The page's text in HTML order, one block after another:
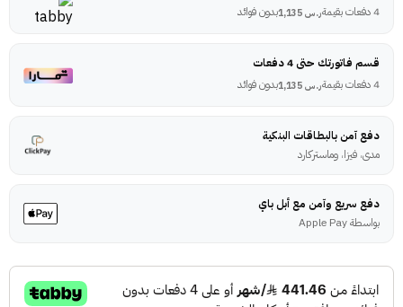
4 دفعات بقيمة
ر.س بدون فوائد
قسم فاتورتك حتى 4 دفعات
4 دفعات بقيمة
ر.س بدون فوائد
دفع آمن بالبطاقات البنكية
مدى، فيزا، وماستركارد
دفع سريع وآمن مع أبل باي
بواسطة Apple Pay